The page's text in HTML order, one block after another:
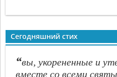
Сегодняшний стих
“вы, укорененные и
вместе со всеми